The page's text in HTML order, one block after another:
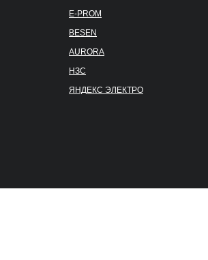
E-PROM
BESEN
AURORA
НЗС
ЯНДЕКС ЭЛЕКТРО